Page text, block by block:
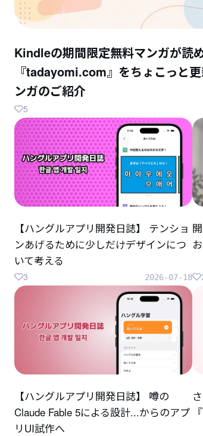
Kindleの期間限定無料マンガが読
『tadayomi.com』をちょこっと
ンガのご紹介
5
【ハングルアプリ開発日誌】 テンショ
ンあげるために少しだけデザインにつ
いて考える
2026-07-18
3
【ハングルアプリ開発日誌】 噂の
Claude Fable 5による設計...からのアプ
リUI試作へ